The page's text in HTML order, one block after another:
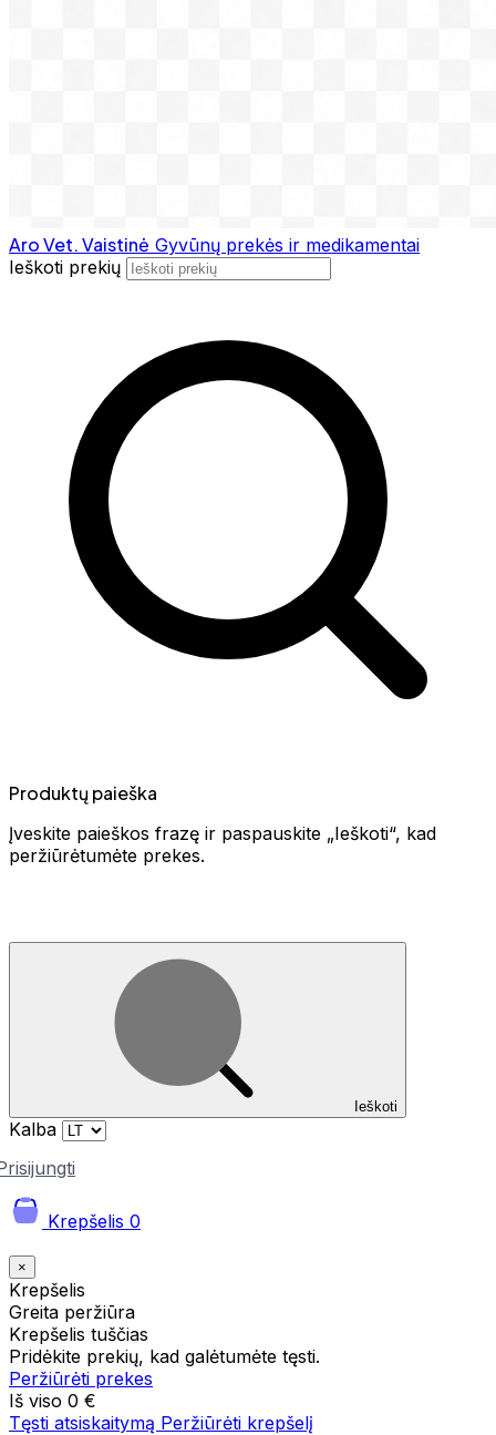
Aro Vet. Vaistinė Gyvūnų prekės ir medikamentai
Ieškoti prekių
Produktų paieška
Įveskite paieškos frazę ir paspauskite „Ieškoti“, kad
peržiūrėtumėte prekes.
Ieškoti
Kalba
Krepšelis 0
×
Krepšelis
Greita peržiūra
Krepšelis tuščias
Pridėkite prekių, kad galėtumėte tęsti.
Peržiūrėti prekes
Iš viso 0 €
Tęsti atsiskaitymą Peržiūrėti krepšelį